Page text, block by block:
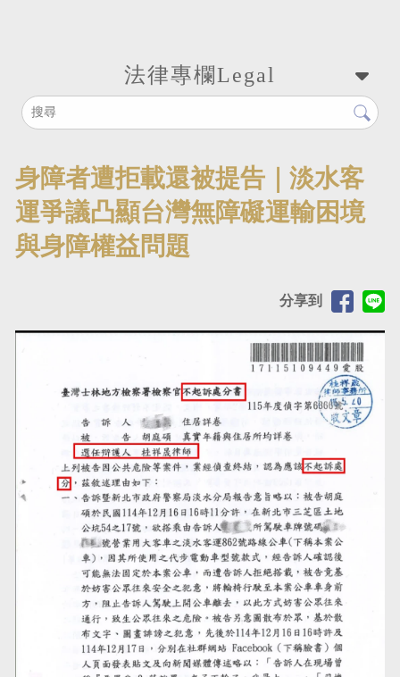
法律專欄Legal
身障者遭拒載還被提告｜淡水客
運爭議凸顯台灣無障礙運輸困境
與身障權益問題
分享到